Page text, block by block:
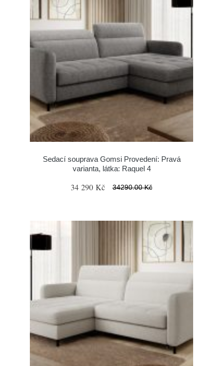
Sedací souprava Gomsi Provedení: Pravá
varianta, látka: Raquel 4
34 290 Kč 34290.00 Kč